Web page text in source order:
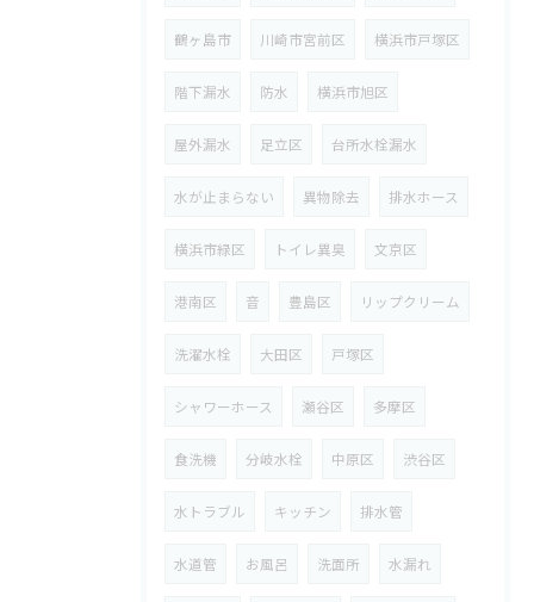
鶴ヶ島市 川崎市宮前区 横浜市戸塚区
階下漏水 防水 横浜市旭区
屋外漏水 足立区 台所水栓漏水
水が止まらない 異物除去 排水ホース
横浜市緑区 トイレ異臭 文京区
港南区 音 豊島区 リップクリーム
洗濯水栓 大田区 戸塚区
シャワーホース 瀬谷区 多摩区
食洗機 分岐水栓 中原区 渋谷区
水トラブル キッチン 排水管
水道管 お風呂 洗面所 水漏れ